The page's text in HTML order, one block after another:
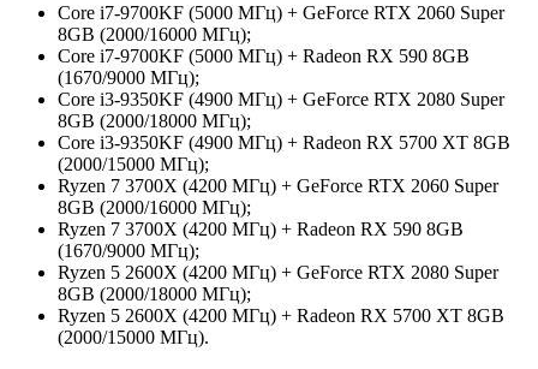
Core i7-9700KF (5000 МГц) + GeForce RTX 2060 Super
8GB (2000/16000 МГц);
Core i7-9700KF (5000 МГц) + Radeon RX 590 8GB
(1670/9000 МГц);
Core i3-9350KF (4900 МГц) + GeForce RTX 2080 Super
8GB (2000/18000 МГц);
Core i3-9350KF (4900 МГц) + Radeon RX 5700 XT 8GB
(2000/15000 МГц);
Ryzen 7 3700X (4200 МГц) + GeForce RTX 2060 Super
8GB (2000/16000 МГц);
Ryzen 7 3700X (4200 МГц) + Radeon RX 590 8GB
(1670/9000 МГц);
Ryzen 5 2600X (4200 МГц) + GeForce RTX 2080 Super
8GB (2000/18000 МГц);
Ryzen 5 2600X (4200 МГц) + Radeon RX 5700 XT 8GB
(2000/15000 МГц).